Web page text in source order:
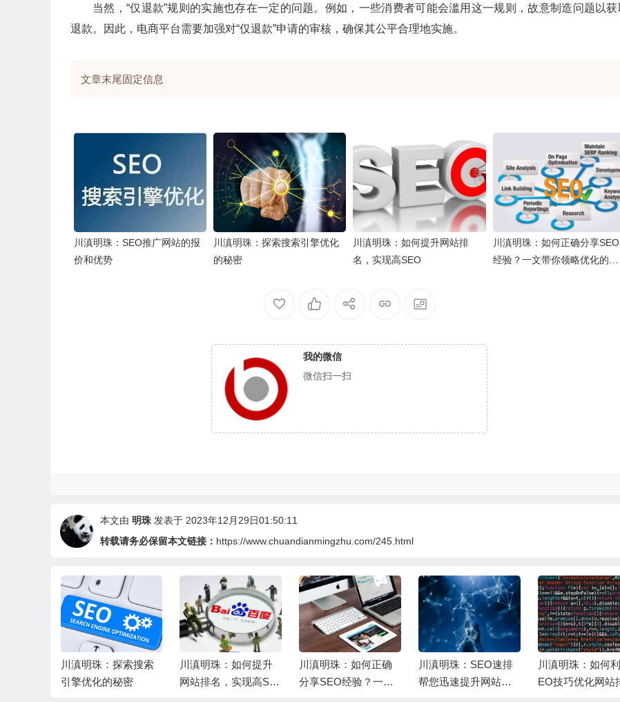
当然，“仅退款”规则的实施也存在一定的问题。例如，一些消费者可能会滥用这一规则，故意制造问题以获
退款。因此，电商平台需要加强对“仅退款”申请的审核，确保其公平合理地实施。
文章末尾固定信息
川滇明珠：SEO推广网站的报
价和优势
川滇明珠：探索搜索引擎优化
的秘密
川滇明珠：如何提升网站排
名，实现高SEO
川滇明珠：如何正确分享SEO
经验？一文带你领略优化的魅
我的微信
微信扫一扫
本文由 明珠 发表于 2023年12月29日01:50:11
转载请务必保留本文链接： https://www.chuandianmingzhu.com/245.html
川滇明珠：探索搜索
引擎优化的秘密
川滇明珠：如何提升
网站排名，实现高SE
川滇明珠：如何正确
分享SEO经验？一文
川滇明珠：SEO速排
帮您迅速提升网站排
川滇明珠：如何
EO技巧优化网站